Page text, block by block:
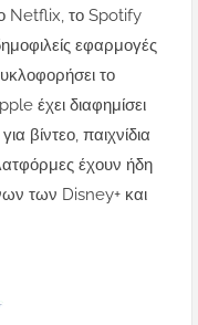
Netflix, το Spotify
εφαρμογές
το
έχει διαφημίσει
βίντεο, παιχνίδια
έχουν ήδη
των Disney+ και